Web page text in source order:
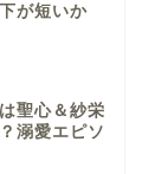
が短いか
聖心＆紗栄
溺愛エピソ